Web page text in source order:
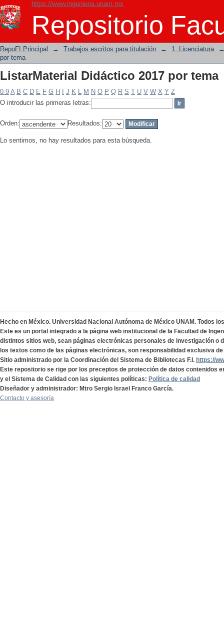
https://www.ingenieria.unam.mx
Repositorio
ListarMaterial Didáctico 2017 por tema
RepoFI Principal → Trabajos escritos para titulación → 1. Licenciatura
por tema
ListarMaterial Didáctico 2017 por tema
0-9 A B C D E F G H J K L M N O P Q R S T U V W X Y Z
O introducir las primeras letras:
Orden: Resultados:
Lo sentimos, no hay resultados para esta búsqueda.
Hecho en México. Universidad Nacional Autónoma de México UNAM. Todos
Este es un portal integrado a la página web institucional de la Facultad de
distintos sitios web, sean páginas electrónicas personales de investigación o
los textos como de las páginas electrónicas, son responsabilidad exclusiva
Sitio administrado por la Coordinación del Sistema de Bibliotecas F.I. https://
Este repositorio se rige por los preceptos de protección de datos contenidos
y el Sistema de Calidad con las siguientes políticas: Política de calidad
Diseñador y administrador: Mtro Sergio Israel Franco García.
Contacto y asesoría